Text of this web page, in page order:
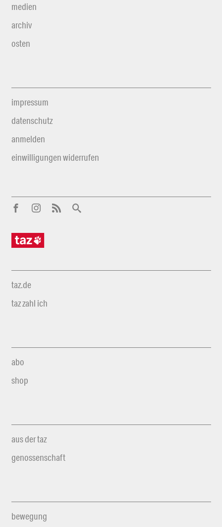
medien
archiv
osten
impressum
datenschutz
anmelden
einwilligungen widerrufen
taz.de
taz zahl ich
abo
shop
aus der taz
genossenschaft
bewegung